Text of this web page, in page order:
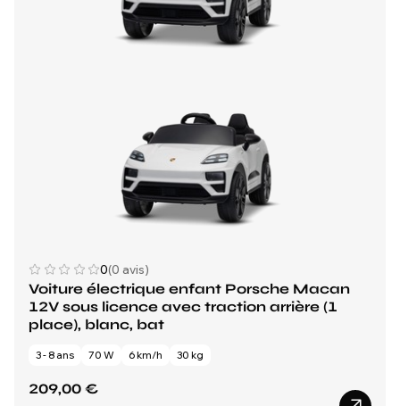
0(0 avis)
Voiture électrique enfant Porsche Macan
12V sous licence avec traction arrière (1
place), blanc, bat
3 - 8 ans 70 W 6 km/h 30 kg
209,00 €